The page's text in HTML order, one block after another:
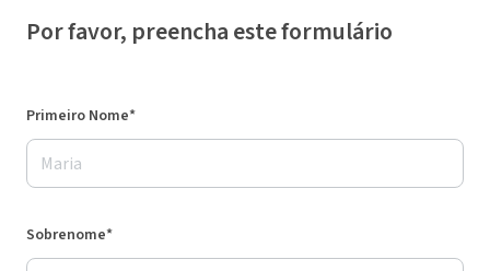
Por favor, preencha este formulário
Primeiro Nome*
Sobrenome*